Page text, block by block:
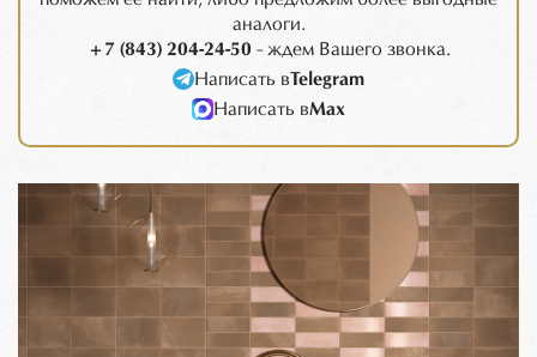
аналоги.
+7 (843) 204-24-50- ждем Вашего звонка.
Написать вTelegram
Написать вMax